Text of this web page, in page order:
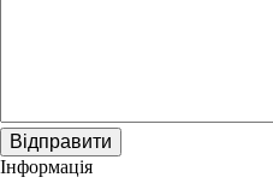
Відправити
Інформація